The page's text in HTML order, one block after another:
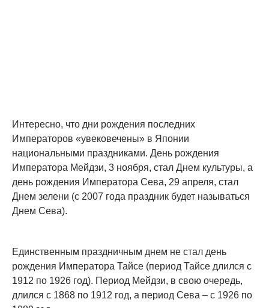
Интересно, что дни рождения последних
Императоров «увековечены» в Японии
национальными праздниками. День рождения
Императора Мейдзи, 3 ноября, стал Днем культуры, а
день рождения Императора Сева, 29 апреля, стал
Днем зелени (с 2007 года праздник будет называться
Днем Сева).
Единственным праздничным днем не стал день
рождения Императора Тайсе (период Тайсе длился с
1912 по 1926 год). Период Мейдзи, в свою очередь,
длился с 1868 по 1912 год, а период Сева – с 1926 по